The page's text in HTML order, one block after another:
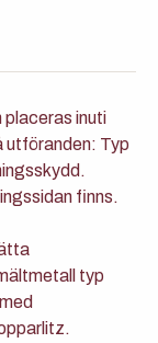
placeras inuti
utföranden: Typ
finns.
typ